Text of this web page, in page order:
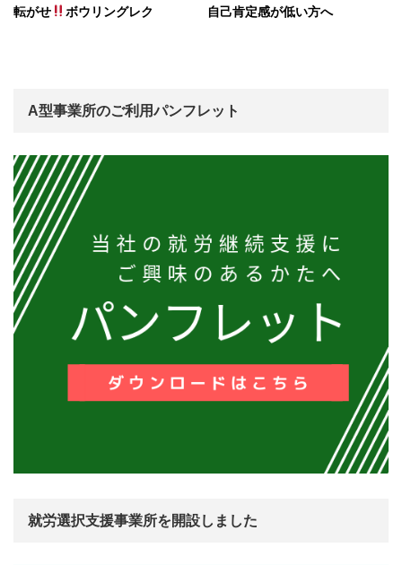
転がせ ボウリングレク 自己肯定感が低い方へ
A型事業所のご利用パンフレット
就労選択支援事業所を開設しました